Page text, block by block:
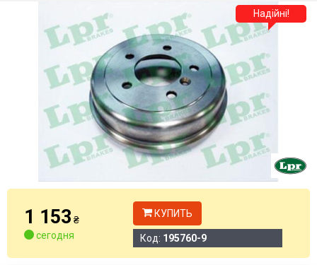
Надійні!
1 153 ₴
сегодня
КУПИТЬ
Код: 195760-9